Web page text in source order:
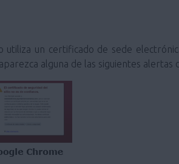
utiliza un certificado de sede
alguna de las siguientes alertas